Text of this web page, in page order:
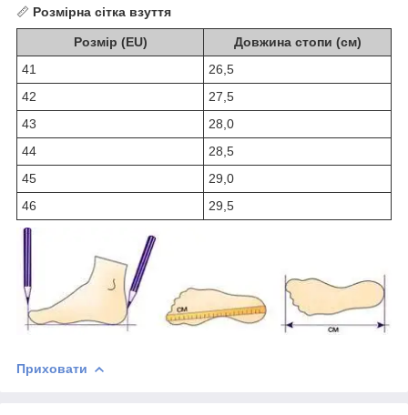
📏 Розмірна сітка взуття
Розмір (EU)
Довжина стопи (см)
41
26,5
42
27,5
43
28,0
44
28,5
45
29,0
46
29,5
Приховати